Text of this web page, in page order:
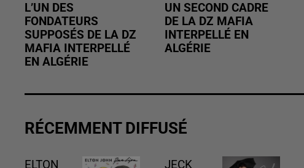
L’UN DES
FONDATEURS
SUPPOSÉS DE LA DZ
MAFIA INTERPELLÉ
EN ALGÉRIE
UN SECOND CADRE
DE LA DZ MAFIA
INTERPELLÉ EN
ALGÉRIE
RÉCEMMENT DIFFUSÉ
ELTON
JECK